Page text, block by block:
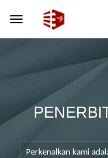
Skip to main content
Perkenalkan kami